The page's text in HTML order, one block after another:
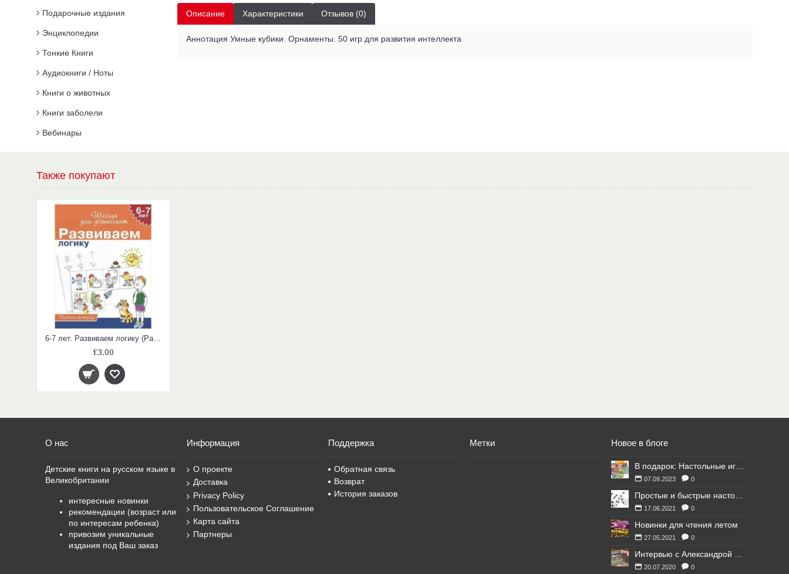
Подарочные издания
Энциклопедии
Тонкие Книги
Аудиокниги / Ноты
Книги о животных
Книги заболели
Вебинары
Описание Характеристики Отзывов (0)
Аннотация Умные кубики. Орнаменты. 50 игр для развития интеллекта
Также покупают
6-7 лет. Развиваем логику (Раб.тетрадь, Школа для дошколят) 4 кр.
£3.00
О нас
Детские книги на русском языке в
Великобритании
интересные новинки
рекомендации (возраст или
по интересам ребенка)
привозим уникальные
издания под Ваш заказ
Информация
О проекте
Доставка
Privacy Policy
Пользовательское Соглашение
Карта сайта
Партнеры
Поддержка
Обратная связь
Возврат
История заказов
Метки Новое в блоге
07.09.2023 0
17.06.2021 0
Новинки для чтения летом
27.05.2021 0
20.07.2020 0